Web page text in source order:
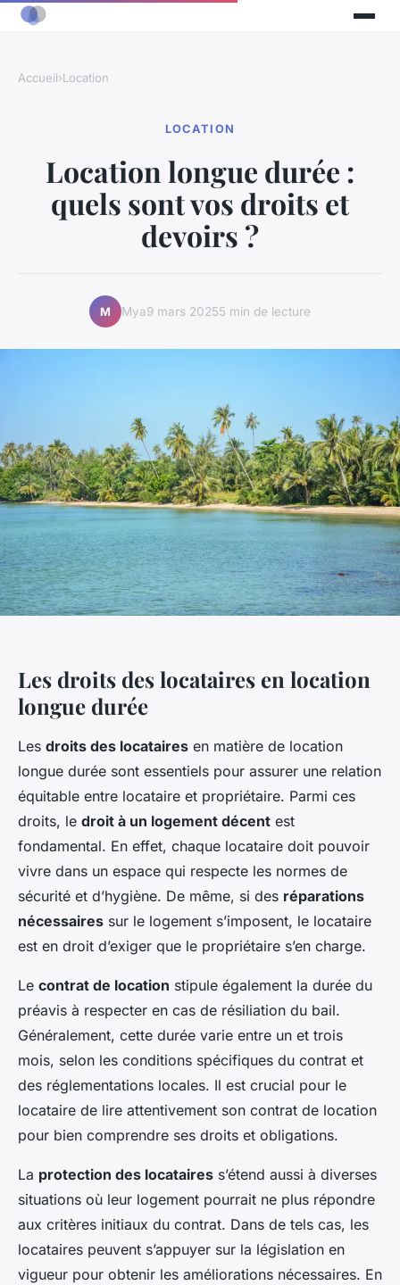
Accueil›Location
LOCATION
Location longue durée :
quels sont vos droits et
devoirs ?
M Mya9 mars 20255 min de lecture
Les droits des locataires en location
longue durée
Les droits des locataires en matière de location
longue durée sont essentiels pour assurer une relation
équitable entre locataire et propriétaire. Parmi ces
droits, le droit à un logement décent est
fondamental. En effet, chaque locataire doit pouvoir
vivre dans un espace qui respecte les normes de
sécurité et d’hygiène. De même, si des réparations
nécessaires sur le logement s’imposent, le locataire
est en droit d’exiger que le propriétaire s’en charge.
Le contrat de location stipule également la durée du
préavis à respecter en cas de résiliation du bail.
Généralement, cette durée varie entre un et trois
mois, selon les conditions spécifiques du contrat et
des réglementations locales. Il est crucial pour le
locataire de lire attentivement son contrat de location
pour bien comprendre ses droits et obligations.
La protection des locataires s’étend aussi à diverses
situations où leur logement pourrait ne plus répondre
aux critères initiaux du contrat. Dans de tels cas, les
locataires peuvent s’appuyer sur la législation en
vigueur pour obtenir les améliorations nécessaires. En